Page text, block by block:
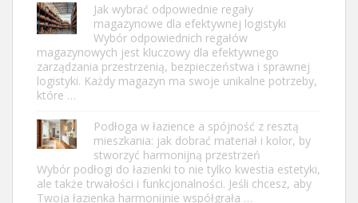
Jak wybrać odpowiednie regały
magazynowe dla efektywnej logistyki
Wybór odpowiednich regałów
magazynowych jest kluczowy dla efektywnego
zarządzania przestrzenią, bezpieczeństwa i sprawnej
logistyki. Każdy magazyn ma swoje unikalne potrzeby,
które …
Podłoga w łazience a spójność z resztą
mieszkania: jak dobrać materiał i kolor, by
stworzyć harmonijną przestrzeń
Wybór podłogi do łazienki to nie tylko kwestia estetyki,
ale także trwałości i funkcjonalności. Jeśli chcesz, aby
Twoja łazienka harmonijnie współgrała …